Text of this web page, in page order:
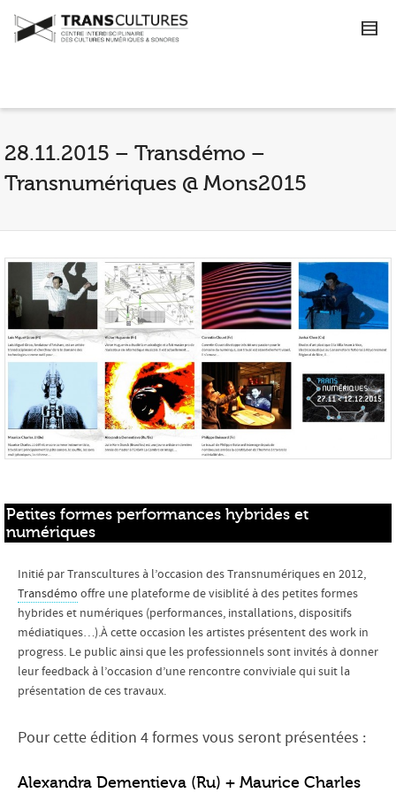
28.11.2015 – Transdémo –
Transnumériques @ Mons2015
Petites formes performances hybrides et
numériques
Initié par Transcultures à l’occasion des Transnumériques en 2012,
Transdémo offre une plateforme de visiblité à des petites formes
hybrides et numériques (performances, installations, dispositifs
médiatiques…).À cette occasion les artistes présentent des work in
progress. Le public ainsi que les professionnels sont invités à donner
leur feedback à l’occasion d’une rencontre conviviale qui suit la
présentation de ces travaux.
Pour cette édition 4 formes vous seront présentées :
Alexandra Dementieva (Ru) + Maurice Charles